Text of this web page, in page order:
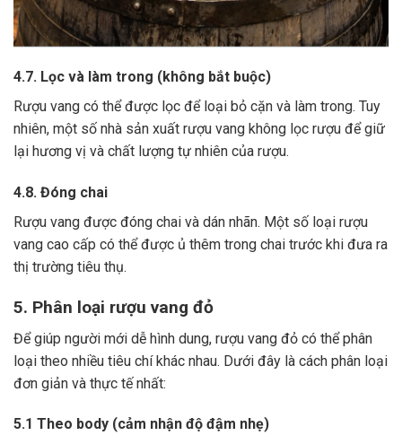
4.7. Lọc và làm trong (không bắt buộc)
Rượu vang có thể được lọc để loại bỏ cặn và làm trong. Tuy
nhiên, một số nhà sản xuất rượu vang không lọc rượu để giữ
lại hương vị và chất lượng tự nhiên của rượu.
4.8. Đóng chai
Rượu vang được đóng chai và dán nhãn. Một số loại rượu
vang cao cấp có thể được ủ thêm trong chai trước khi đưa ra
thị trường tiêu thụ.
5. Phân loại rượu vang đỏ
Để giúp người mới dễ hình dung, rượu vang đỏ có thể phân
loại theo nhiều tiêu chí khác nhau. Dưới đây là cách phân loại
đơn giản và thực tế nhất:
5.1 Theo body (cảm nhận độ đậm nhẹ)